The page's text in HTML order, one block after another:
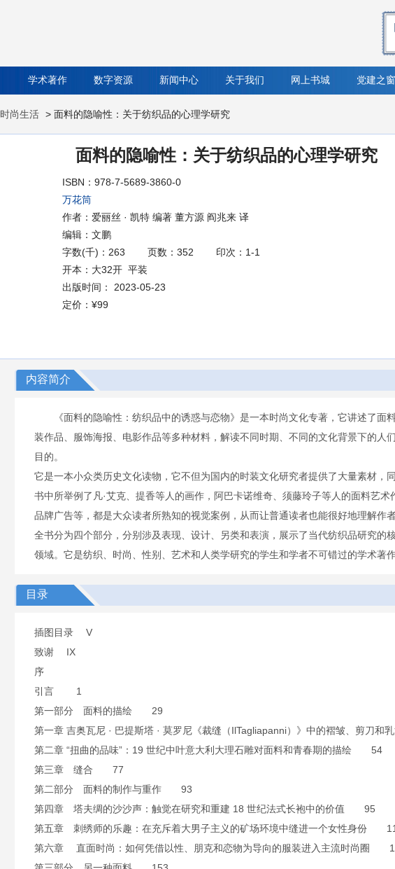
学术著作 数字资源 新闻中心 关于我们 网上书城 党建之窗
时尚生活 > 面料的隐喻性：关于纺织品的心理学研究
面料的隐喻性：关于纺织品的心理学研究
ISBN：978-7-5689-3860-0
万花筒
作者：爱丽丝 · 凯特 编著 董方源 阎兆来 译
编辑：文鹏
字数(千)：263
页数：352
印次：1-1
开本：大32开 平装
出版时间： 2023-05-23
定价： ¥99
内容简介
《面料的隐喻性：纺织品中的诱惑与恋物》是一本时尚文化专著，它讲述了
装作品、服饰海报、电影作品等多种材料，解读不同时期、不同的文化背景下的人
目的。
它是一本小众类历史文化读物，它不但为国内的时装文化研究者提供了大量素材，
书中所举例了凡·艾克、提香等人的画作，阿巴卡诺维奇、须藤玲子等人的面料艺
品牌广告等，都是大众读者所熟知的视觉案例，从而让普通读者也能很好地理解作
全书分为四个部分，分别涉及表现、设计、另类和表演，展示了当代纺织品研究的
领域。它是纺织、时尚、性别、艺术和人类学研究的学生和学者不可错过的学术著
目录
插图目录 V
致谢 IX
序
引言 1
第一部分 面料的描绘 29
第一章 吉奥瓦尼 · 巴提斯塔 · 莫罗尼《裁缝（IlTagliapanni）》中的褶皱、剪刀
第二章 “扭曲的品味”：19 世纪中叶意大利大理石雕对面料和青春期的描绘 54
第三章 缝合 77
第二部分 面料的制作与重作 93
第四章 塔夫绸的沙沙声：触觉在研究和重建 18 世纪法式长袍中的价值 95
第五章 刺绣师的乐趣：在充斥着大男子主义的矿场环境中缝进一个女性身份
第六章 直面时尚：如何凭借以性、朋克和恋物为导向的服装进入主流时尚圈